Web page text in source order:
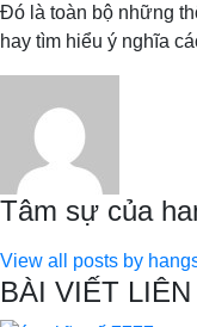
Đó là toàn bộ những
hay tìm hiểu ý nghĩa
Tâm sự của
View all posts by
BÀI VIẾT